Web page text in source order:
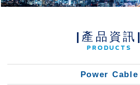
|產品資訊|
PRODUCTS
Power Cable
個人資料修改
會員登出
填寫匯款通知